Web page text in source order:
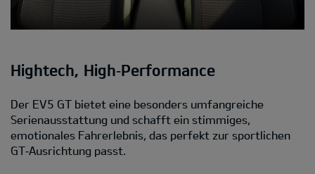
Hightech, High‑Performance
Der EV5 GT bietet eine besonders umfangreiche
Serienausstattung und schafft ein stimmiges,
emotionales Fahrerlebnis, das perfekt zur sportlichen
GT‑Ausrichtung passt.